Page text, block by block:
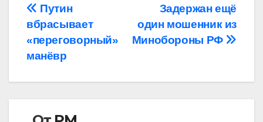
Навигация
по
записям
Задержан ещё
один мошенник из
Минобороны РФ
Путин
вбрасывает
«переговорный»
манёвр